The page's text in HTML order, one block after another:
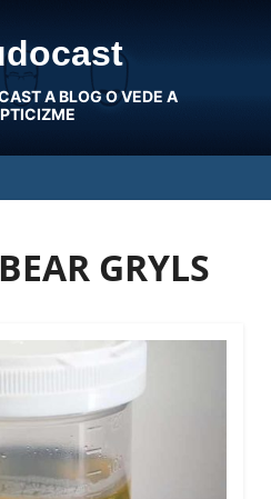
A BLOG O VEDE A
BEAR GRYLS